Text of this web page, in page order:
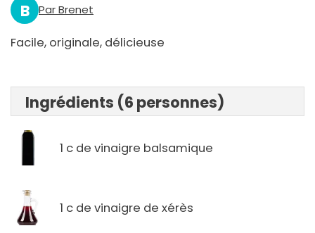
B Par Brenet
Facile, originale, délicieuse
Ingrédients (6 personnes)
1 c de vinaigre balsamique
1 c de vinaigre de xérès